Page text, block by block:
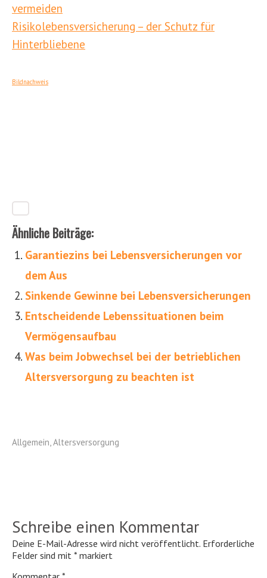
vermeiden
Risikolebensversicherung – der Schutz für
Hinterbliebene
Bildnachweis
Ähnliche Beiträge:
Garantiezins bei Lebensversicherungen vor
dem Aus
Sinkende Gewinne bei Lebensversicherungen
Entscheidende Lebenssituationen beim
Vermögensaufbau
Was beim Jobwechsel bei der betrieblichen
Altersversorgung zu beachten ist
Allgemein,Altersversorgung
Schreibe einen Kommentar
Deine E-Mail-Adresse wird nicht veröffentlicht. Erforderliche
Felder sind mit * markiert